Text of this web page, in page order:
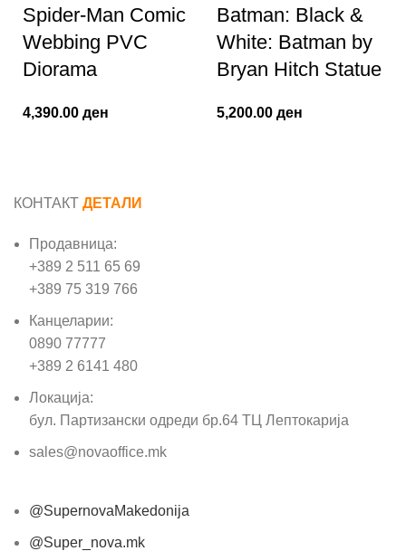
Spider-Man Comic
Webbing PVC
Diorama
4,390.00 ден
Batman: Black &
White: Batman by
Bryan Hitch Statue
5,200.00 ден
КОНТАКТ ДЕТАЛИ
Продавница:
+389 2 511 65 69
+389 75 319 766
Канцеларии:
0890 77777
+389 2 6141 480
Локација:
бул. Партизански одреди бр.64 ТЦ Лептокарија
sales@novaoffice.mk
@SupernovaMakedonija
@Super_nova.mk